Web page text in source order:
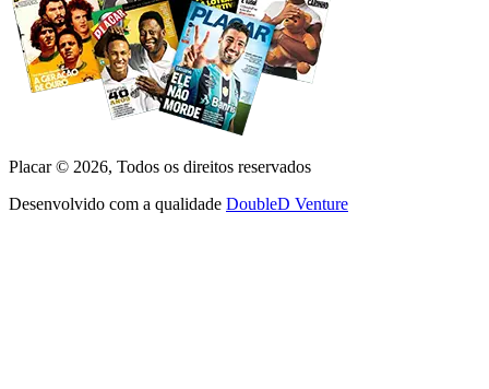
Placar © 2026, Todos os direitos reservados
Desenvolvido com a qualidade DoubleD Venture